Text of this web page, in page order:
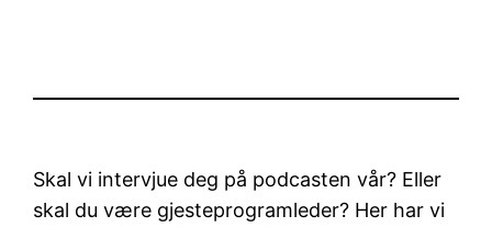
Skal vi intervjue deg på podcasten vår? Eller
skal du være gjesteprogramleder? Her har vi